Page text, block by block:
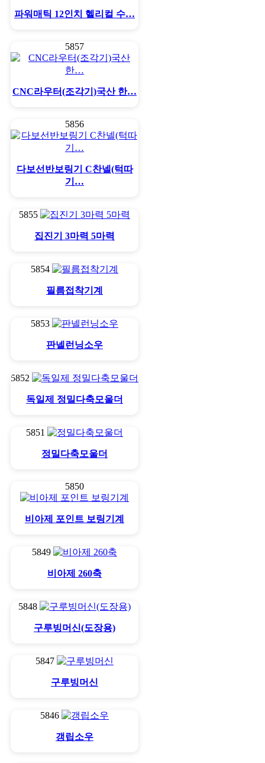
파워매틱 12인치 헬리컬 수…
5857
CNC라우터(조각기)국산 한…
5856
다보선반보링기 C찬넬(턱따
기…
5855
집진기 3마력 5마력
5854
필름접착기계
5853
판넬런닝소우
5852
독일제 정밀다축모울더
5851
정밀다축모울더
5850
비아제 포인트 보링기계
5849
비아제 260축
5848
구루빙머신(도장용)
5847
구루빙머신
5846
갱립소우